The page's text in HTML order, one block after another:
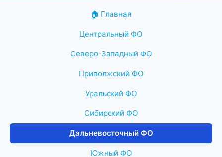
🏠 Главная
Центральный ФО
Северо-Западный ФО
Приволжский ФО
Уральский ФО
Сибирский ФО
Дальневосточный ФО
Южный ФО